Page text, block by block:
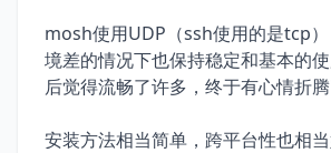
mosh使用UDP（ssh使用的是tcp
境差的情况下也保持稳定和基本的
后觉得流畅了许多，终于有心情折腾
安装方法相当简单，跨平台性也相